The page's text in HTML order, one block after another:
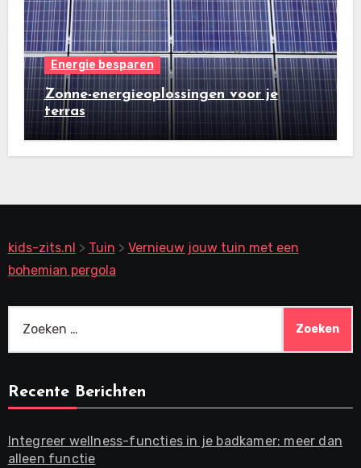
Energie besparen
Zonne-energieoplossingen voor je
terras
kids-zits.nl > Tuin > Vernieuw jouw tuin met een
bohemian pergola
Recente Berichten
Integreer wellness-functies in je badkamer: meer dan
alleen functie